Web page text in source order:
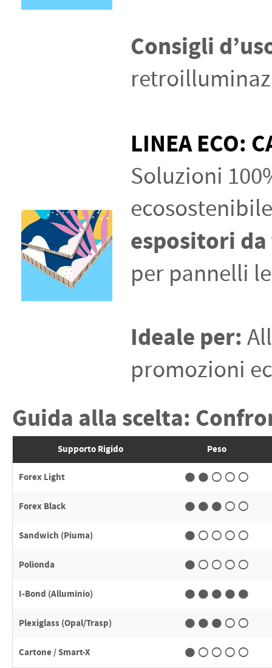
Consigli
LINEA ECO:
Soluzioni
espositori
per pannelli
Ideale per:
promozioni
Guida alla scelta:
Supporto Rigido Peso
Forex Light ●●○○○
Forex Black ●●●○○
Sandwich (Piuma) ●○○○○
Polionda ●○○○○
I-Bond (Alluminio) ●●●●●
Plexiglass (Opal/Trasp) ●●●○○
Cartone / Smart-X ●○○○○